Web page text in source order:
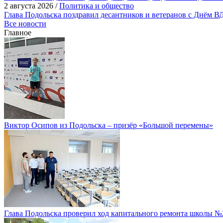
2 августа 2026 /Политика и общество
Глава Подольска поздравил десантников и ветеранов с Днём
Все новости
Главное
Виктор Осипов из Подольска – призёр «Большой перемены»
Глава Подольска проверил ход капитального ремонта школы